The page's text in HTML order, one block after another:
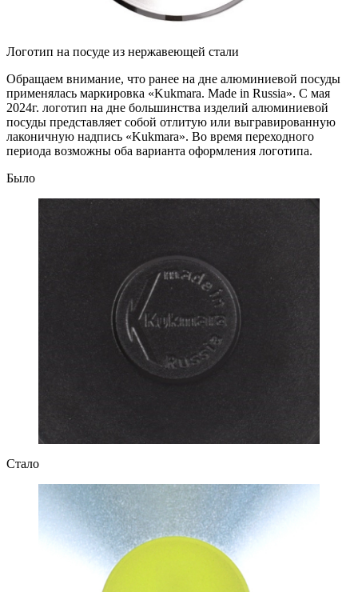
Логотип на посуде из нержавеющей стали
Обращаем внимание, что ранее на дне алюминиевой посуды
применялась маркировка «Kukmara. Made in Russia». С мая
2024г. логотип на дне большинства изделий алюминиевой
посуды представляет собой отлитую или выгравированную
лаконичную надпись «Kukmara». Во время переходного
периода возможны оба варианта оформления логотипа.
Было
Стало